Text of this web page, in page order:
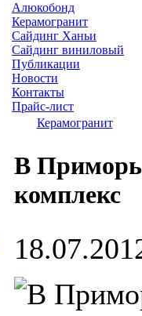
Алюкобонд
Керамогранит
Сайдинг Ханьи
Сайдинг виниловый
Публикации
Новости
Контакты
Прайс-лист
Керамогранит
В
комплекс